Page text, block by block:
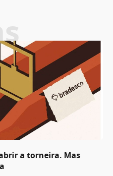
a torneira. Mas